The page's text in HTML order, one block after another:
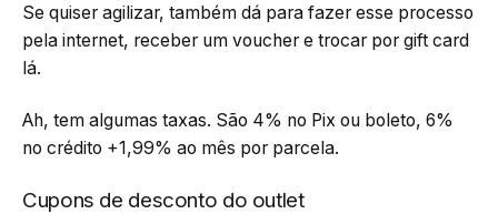
Se quiser agilizar, também dá para fazer esse processo
pela internet, receber um voucher e trocar por gift card
lá.
Ah, tem algumas taxas. São 4% no Pix ou boleto, 6%
no crédito +1,99% ao mês por parcela.
Cupons de desconto do outlet